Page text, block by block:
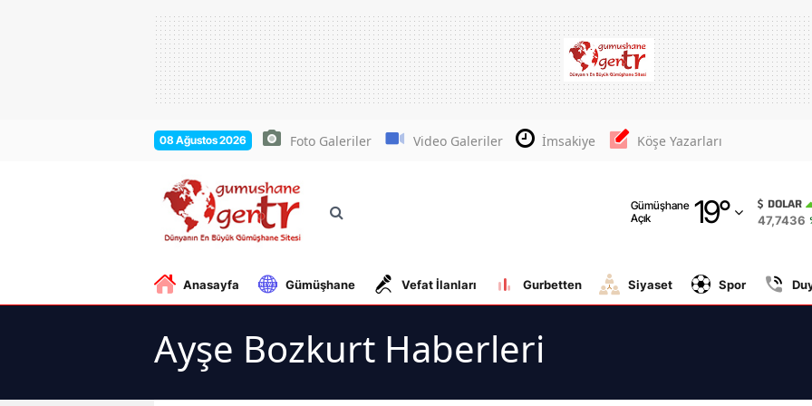
08 Ağustos 2026 Foto Galeriler Video Galeriler İmsakiye Köşe Yazarları
Gümüşhane
Açık
19°
Adana
Adıyaman
Amasya
Antalya
DOLAR
47,7436
Anasayfa Gümüşhane Vefat İlanları Gurbetten Siyaset Spor
Ayşe Bozkurt Haberleri